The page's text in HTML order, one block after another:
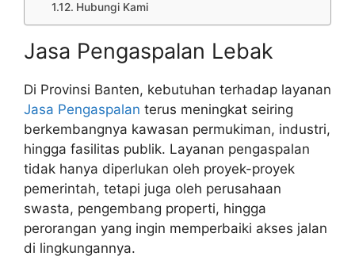
Hubungi Kami
Jasa Pengaspalan Lebak
Di Provinsi Banten, kebutuhan terhadap layanan
Jasa Pengaspalan terus meningkat seiring
berkembangnya kawasan permukiman, industri,
hingga fasilitas publik. Layanan pengaspalan
tidak hanya diperlukan oleh proyek-proyek
pemerintah, tetapi juga oleh perusahaan
swasta, pengembang properti, hingga
perorangan yang ingin memperbaiki akses jalan
di lingkungannya.